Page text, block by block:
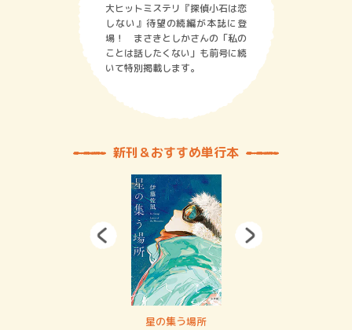
大ヒットミステリ『探偵小石は恋
しない』待望の続編が本誌に登
場！ まさきとしかさんの「私の
ことは話したくない」も前号に続
いて特別掲載します。
新刊＆おすすめ単行本
星の集う場所